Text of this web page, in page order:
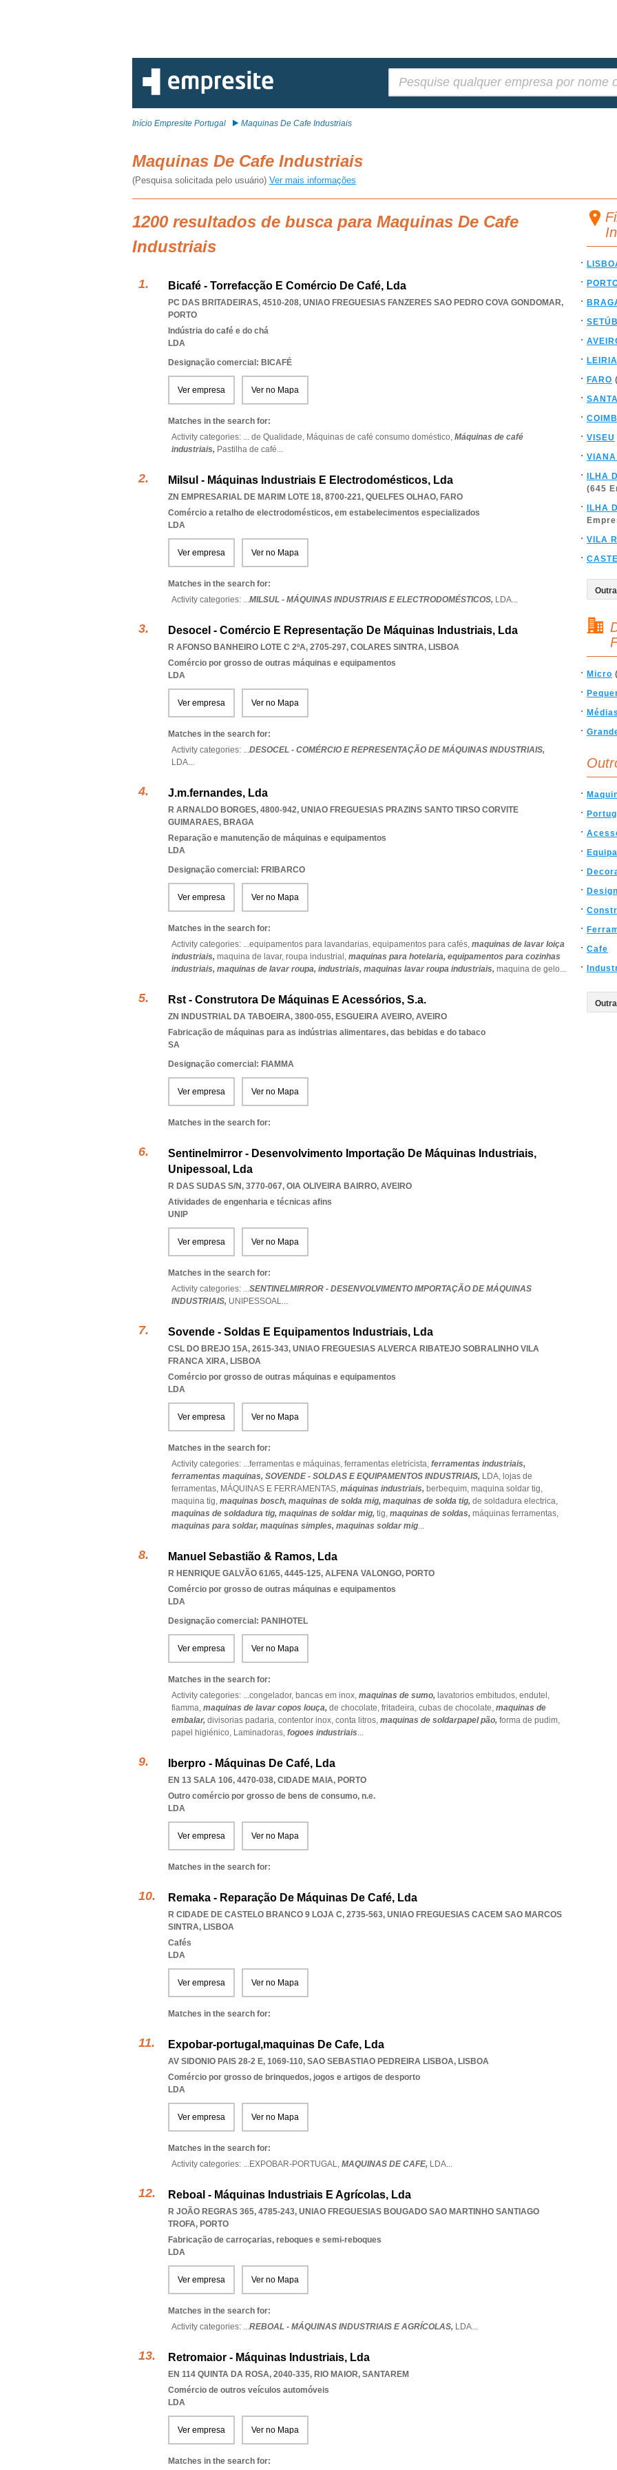
Início Empresite Portugal Maquinas De Cafe Industriais
Maquinas De Cafe Industriais
(Pesquisa solicitada pelo usuário) Ver mais informações
1200 resultados de busca para Maquinas De Cafe
Industriais
Bicafé - Torrefacção E Comércio De Café, Lda
PC DAS BRITADEIRAS, 4510-208, UNIAO FREGUESIAS FANZERES SAO PEDRO COVA GONDOMAR,
PORTO
Indústria do café e do chá
LDA
Designação comercial: BICAFÉ
Ver empresa Ver no Mapa
Matches in the search for:
Activity categories: ... de Qualidade, Máquinas de café consumo doméstico, Máquinas de café
industriais, Pastilha de café...
Milsul - Máquinas Industriais E Electrodomésticos, Lda
ZN EMPRESARIAL DE MARIM LOTE 18, 8700-221, QUELFES OLHAO, FARO
Comércio a retalho de electrodomésticos, em estabelecimentos especializados
LDA
Ver empresa Ver no Mapa
Matches in the search for:
Activity categories: ...MILSUL - MÁQUINAS INDUSTRIAIS E ELECTRODOMÉSTICOS, LDA...
Desocel - Comércio E Representação De Máquinas Industriais, Lda
R AFONSO BANHEIRO LOTE C 2ºA, 2705-297, COLARES SINTRA, LISBOA
Comércio por grosso de outras máquinas e equipamentos
LDA
Ver empresa Ver no Mapa
Matches in the search for:
Activity categories: ...DESOCEL - COMÉRCIO E REPRESENTAÇÃO DE MÁQUINAS INDUSTRIAIS,
LDA...
J.m.fernandes, Lda
R ARNALDO BORGES, 4800-942, UNIAO FREGUESIAS PRAZINS SANTO TIRSO CORVITE
GUIMARAES, BRAGA
Reparação e manutenção de máquinas e equipamentos
LDA
Designação comercial: FRIBARCO
Ver empresa Ver no Mapa
Matches in the search for:
Activity categories: ...equipamentos para lavandarias, equipamentos para cafés, maquinas de lavar loiça
industriais, maquina de lavar, roupa industrial, maquinas para hotelaria, equipamentos para cozinhas
industriais, maquinas de lavar roupa, industriais, maquinas lavar roupa industriais, maquina de gelo...
Rst - Construtora De Máquinas E Acessórios, S.a.
ZN INDUSTRIAL DA TABOEIRA, 3800-055, ESGUEIRA AVEIRO, AVEIRO
Fabricação de máquinas para as indústrias alimentares, das bebidas e do tabaco
SA
Designação comercial: FIAMMA
Ver empresa Ver no Mapa
Matches in the search for:
Sentinelmirror - Desenvolvimento Importação De Máquinas Industriais,
Unipessoal, Lda
R DAS SUDAS S/N, 3770-067, OIA OLIVEIRA BAIRRO, AVEIRO
Atividades de engenharia e técnicas afins
UNIP
Ver empresa Ver no Mapa
Matches in the search for:
Activity categories: ...SENTINELMIRROR - DESENVOLVIMENTO IMPORTAÇÃO DE MÁQUINAS
INDUSTRIAIS, UNIPESSOAL...
Sovende - Soldas E Equipamentos Industriais, Lda
CSL DO BREJO 15A, 2615-343, UNIAO FREGUESIAS ALVERCA RIBATEJO SOBRALINHO VILA
FRANCA XIRA, LISBOA
Comércio por grosso de outras máquinas e equipamentos
LDA
Ver empresa Ver no Mapa
Matches in the search for:
Activity categories: ...ferramentas e máquinas, ferramentas eletricista, ferramentas industriais,
ferramentas maquinas, SOVENDE - SOLDAS E EQUIPAMENTOS INDUSTRIAIS, LDA, lojas de
ferramentas, MÁQUINAS E FERRAMENTAS, máquinas industriais, berbequim, maquina soldar tig,
maquina tig, maquinas bosch, maquinas de solda mig, maquinas de solda tig, de soldadura electrica,
maquinas de soldadura tig, maquinas de soldar mig, tig, maquinas de soldas, máquinas ferramentas,
maquinas para soldar, maquinas simples, maquinas soldar mig...
Manuel Sebastião & Ramos, Lda
R HENRIQUE GALVÃO 61/65, 4445-125, ALFENA VALONGO, PORTO
Comércio por grosso de outras máquinas e equipamentos
LDA
Designação comercial: PANIHOTEL
Ver empresa Ver no Mapa
Matches in the search for:
Activity categories: ...congelador, bancas em inox, maquinas de sumo, lavatorios embitudos, endutel,
fiamma, maquinas de lavar copos louça, de chocolate, fritadeira, cubas de chocolate, maquinas de
embalar, divisorias padaria, contentor inox, conta litros, maquinas de soldarpapel pão, forma de pudim,
papel higiénico, Laminadoras, fogoes industriais...
Iberpro - Máquinas De Café, Lda
EN 13 SALA 106, 4470-038, CIDADE MAIA, PORTO
Outro comércio por grosso de bens de consumo, n.e.
LDA
Ver empresa Ver no Mapa
Matches in the search for:
Remaka - Reparação De Máquinas De Café, Lda
R CIDADE DE CASTELO BRANCO 9 LOJA C, 2735-563, UNIAO FREGUESIAS CACEM SAO MARCOS
SINTRA, LISBOA
Cafés
LDA
Ver empresa Ver no Mapa
Matches in the search for:
Expobar-portugal,maquinas De Cafe, Lda
AV SIDONIO PAIS 28-2 E, 1069-110, SAO SEBASTIAO PEDREIRA LISBOA, LISBOA
Comércio por grosso de brinquedos, jogos e artigos de desporto
LDA
Ver empresa Ver no Mapa
Matches in the search for:
Activity categories: ...EXPOBAR-PORTUGAL, MAQUINAS DE CAFE, LDA...
Reboal - Máquinas Industriais E Agrícolas, Lda
R JOÃO REGRAS 365, 4785-243, UNIAO FREGUESIAS BOUGADO SAO MARTINHO SANTIAGO
TROFA, PORTO
Fabricação de carroçarias, reboques e semi-reboques
LDA
Ver empresa Ver no Mapa
Matches in the search for:
Activity categories: ...REBOAL - MÁQUINAS INDUSTRIAIS E AGRÍCOLAS, LDA...
Retromaior - Máquinas Industriais, Lda
EN 114 QUINTA DA ROSA, 2040-335, RIO MAIOR, SANTAREM
Comércio de outros veículos automóveis
LDA
Ver empresa Ver no Mapa
Matches in the search for:
LEIRIA
FARO
VISEU
ILHA
(645
ILHA
VILA
Micro
Médias
Design
Cafe